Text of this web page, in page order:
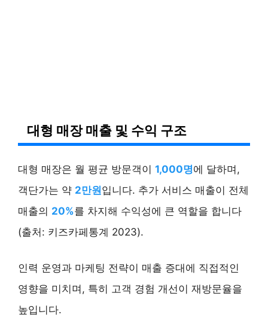
대형 매장 매출 및 수익 구조
대형 매장은 월 평균 방문객이 1,000명에 달하며,
객단가는 약 2만원입니다. 추가 서비스 매출이 전체
매출의 20%를 차지해 수익성에 큰 역할을 합니다
(출처: 키즈카페통계 2023).
인력 운영과 마케팅 전략이 매출 증대에 직접적인
영향을 미치며, 특히 고객 경험 개선이 재방문율을
높입니다.